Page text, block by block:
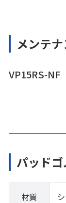
メンテ
VP15RS-NF
パッドゴ
材質